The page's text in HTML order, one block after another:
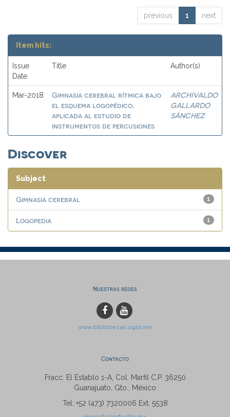
previous 1 next
Item hits:
Issue
Date
Title Author(s)
Mar-2018
Gimnasia cerebral rítmica bajo
el esquema logopédico,
aplicada al estudio de
instrumentos de percusiones
ARCHIVALDO
GALLARDO
SÁNCHEZ
Discover
Subject
1
Gimnasia cerebral
1
Logopedia
Nuestras redes
www.bibliotecas.ugto.mx
Contacto
Fracc. El Establo 1-A, Col. Marfil C.P. 36250
Guanajuato, Gto., México
Tel: +52 (473) 7320006 Ext. 5538